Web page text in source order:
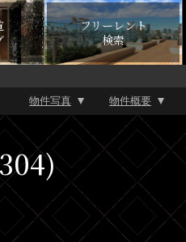
フリーレント
検索
物件写真 物件概要